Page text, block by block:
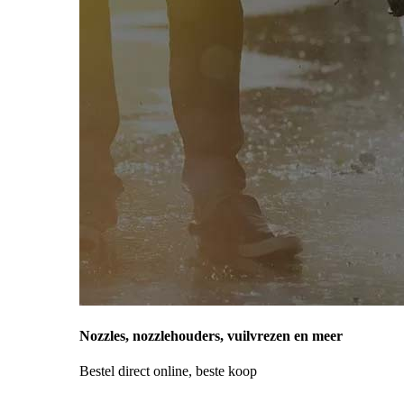
Nozzles, nozzlehouders, vuilvrezen en meer
Bestel direct online, beste koop